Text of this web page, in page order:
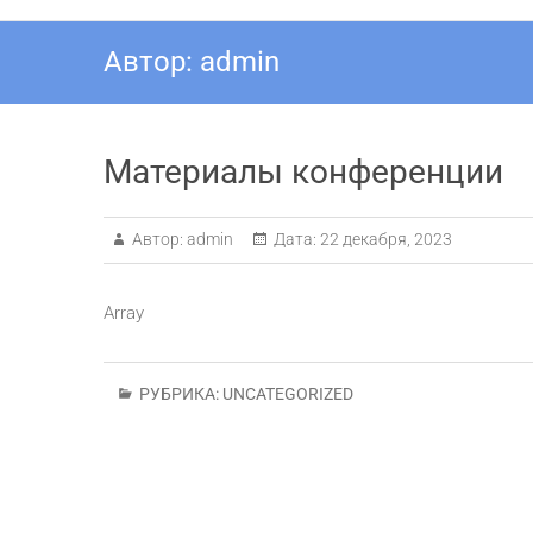
Автор: admin
Материалы конференции
Автор: admin Дата: 22 декабря, 2023
Array
РУБРИКА: UNCATEGORIZED